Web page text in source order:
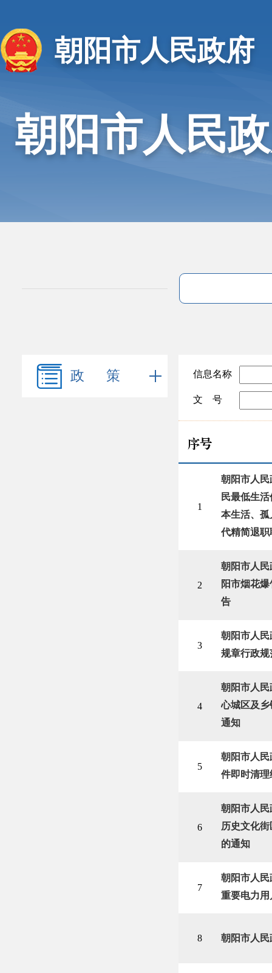
朝阳市人民政府
朝阳市人民
政 策 信息名称
文 号
序号
1
朝阳市人
民最低生
本生活、孤
代精简退
2
朝阳市人民
阳市烟花
告
3
朝阳市人民
规章行政
4
朝阳市人
心城区及
通知
5
朝阳市人
件即时清
6
朝阳市人
历史文化
的通知
7
朝阳市人
重要电力
8 朝阳市人